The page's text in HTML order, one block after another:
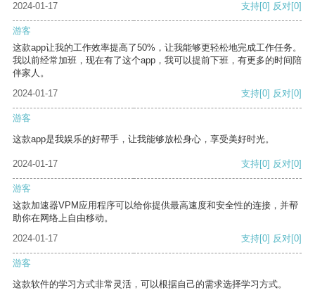
2024-01-17 支持[0] 反对[0]
游客
这款app让我的工作效率提高了50%，让我能够更轻松地完成工作任务。
我以前经常加班，现在有了这个app，我可以提前下班，有更多的时间陪
伴家人。
2024-01-17
支持[0] 反对[0]
游客
这款app是我娱乐的好帮手，让我能够放松身心，享受美好时光。
2024-01-17 支持[0] 反对[0]
游客
这款加速器VPM应用程序可以给你提供最高速度和安全性的连接，并帮
助你在网络上自由移动。
2024-01-17
支持[0] 反对[0]
游客
这款软件的学习方式非常灵活，可以根据自己的需求选择学习方式。